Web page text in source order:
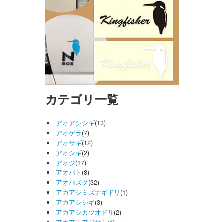
カテゴリ一覧
アオアシシギ(13)
アオゲラ(7)
アオサギ(12)
アオシギ(2)
アオジ(17)
アオバト (8)
アオバズク(32)
アカアシミズナギドリ (1)
アカアシシギ(3)
アカアシカツオドリ (2)